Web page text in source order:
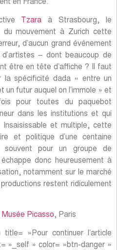
en France.
Tzara à Strasbourg, le
du mouvement à Zurich cette
d’aucun grand événement
– dont beaucoup de
être en tête d’affiche ? Il faut
la spécificité dada « entre un
un futur auquel on l’immole » et
pour toutes du paquebot
dans les institutions et qui
et multiple, cette
et politique d’une centaine
souvent pour un groupe de
donc heureusement à
notamment sur le marché
restent ridiculement
Musée Picasso, Paris
title= »Pour continuer l’article
»_self » color= »btn-danger »